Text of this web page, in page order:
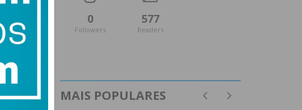
o
0
Followers
577
Readers
MAIS POPULARES